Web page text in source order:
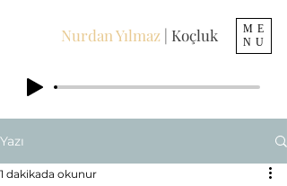
ME
NU
Nurdan Yılmaz | Koçluk
Yazı
1 dakikada okunur